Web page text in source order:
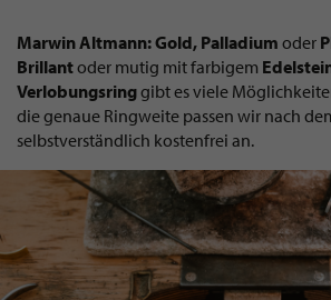
Marwin Altmann: Gold, Palladium oder
Brillantoder mutig mit farbigem
Verlobungsringgibt es viele
die genaue Ringweite passen wir nach
selbstverständlich kostenfrei an.